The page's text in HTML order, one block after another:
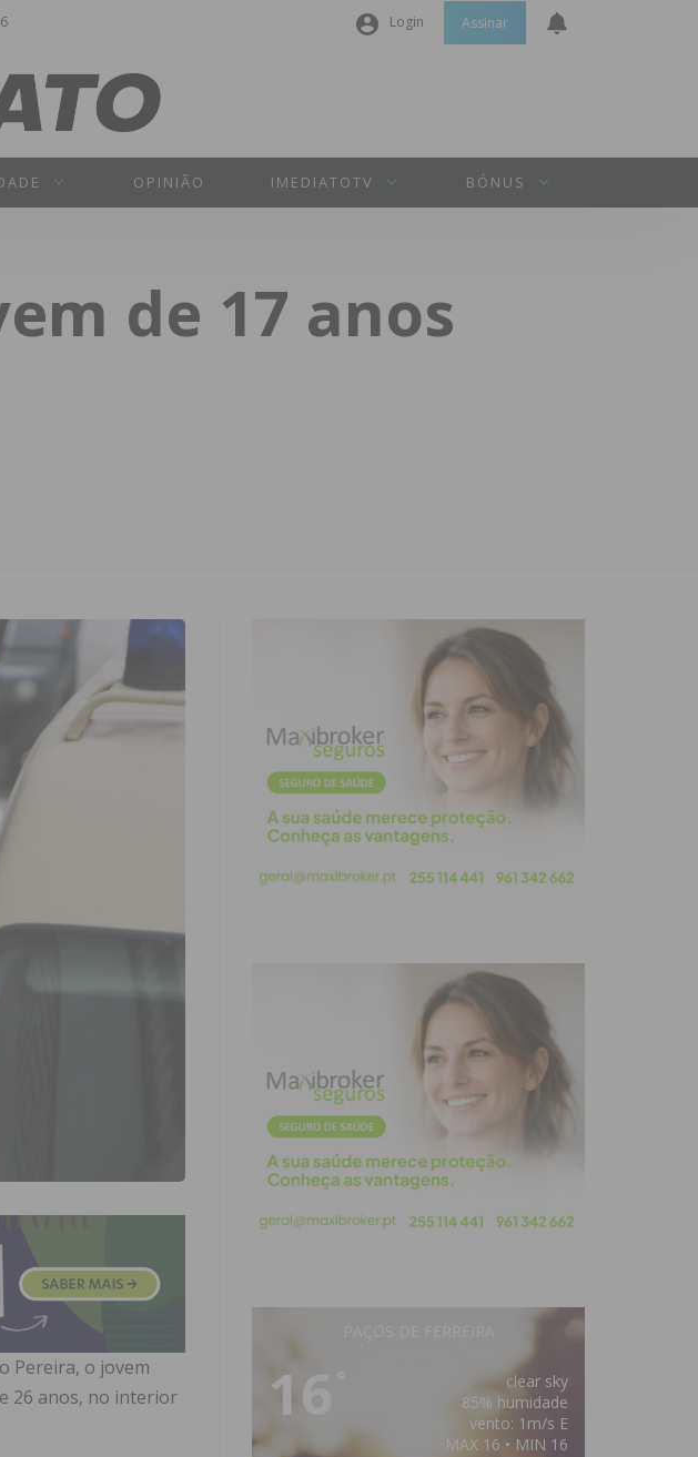
Login
Senha
INICIAR SESSÃO
Assinar
OPINIÃO IMEDIATOTV BÓNUS
de 17 anos
Pereira, o jovem
26 anos, no interior
16
clear sky
85% humidade
vento: 1m/s E
MAX 16 • MIN 16